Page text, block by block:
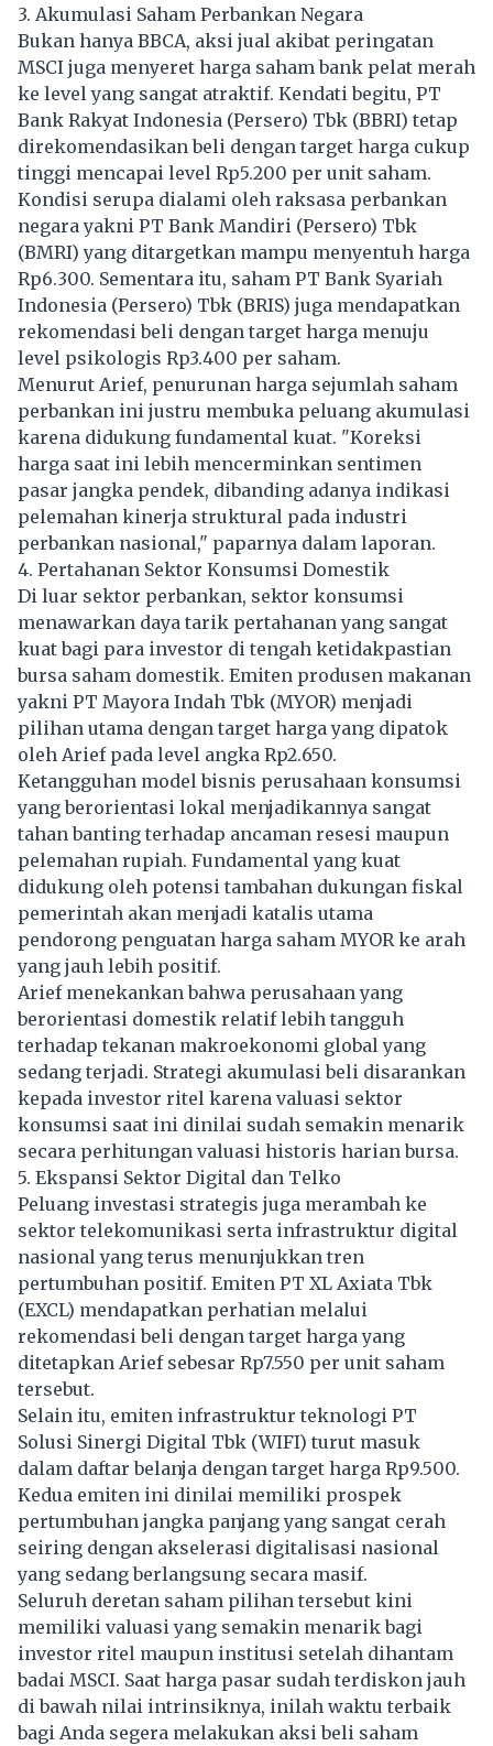
3. Akumulasi Saham Perbankan Negara
Bukan hanya BBCA, aksi jual akibat peringatan
MSCI juga menyeret harga saham bank pelat merah
ke level yang sangat atraktif. Kendati begitu, PT
Bank Rakyat Indonesia (Persero) Tbk (BBRI) tetap
direkomendasikan beli dengan target harga cukup
tinggi mencapai level Rp5.200 per unit saham.
Kondisi serupa dialami oleh raksasa perbankan
negara yakni PT Bank Mandiri (Persero) Tbk
(BMRI) yang ditargetkan mampu menyentuh harga
Rp6.300. Sementara itu, saham PT Bank Syariah
Indonesia (Persero) Tbk (BRIS) juga mendapatkan
rekomendasi beli dengan target harga menuju
level psikologis Rp3.400 per saham.
Menurut Arief, penurunan harga sejumlah saham
perbankan ini justru membuka peluang akumulasi
karena didukung fundamental kuat. "Koreksi
harga saat ini lebih mencerminkan sentimen
pasar jangka pendek, dibanding adanya indikasi
pelemahan kinerja struktural pada industri
perbankan nasional," paparnya dalam laporan.
4. Pertahanan Sektor Konsumsi Domestik
Di luar sektor perbankan, sektor konsumsi
menawarkan daya tarik pertahanan yang sangat
kuat bagi para investor di tengah ketidakpastian
bursa saham domestik. Emiten produsen makanan
yakni PT Mayora Indah Tbk (MYOR) menjadi
pilihan utama dengan target harga yang dipatok
oleh Arief pada level angka Rp2.650.
Ketangguhan model bisnis perusahaan konsumsi
yang berorientasi lokal menjadikannya sangat
tahan banting terhadap ancaman resesi maupun
pelemahan rupiah. Fundamental yang kuat
didukung oleh potensi tambahan dukungan fiskal
pemerintah akan menjadi katalis utama
pendorong penguatan harga saham MYOR ke arah
yang jauh lebih positif.
Arief menekankan bahwa perusahaan yang
berorientasi domestik relatif lebih tangguh
terhadap tekanan makroekonomi global yang
sedang terjadi. Strategi akumulasi beli disarankan
kepada investor ritel karena valuasi sektor
konsumsi saat ini dinilai sudah semakin menarik
secara perhitungan valuasi historis harian bursa.
5. Ekspansi Sektor Digital dan Telko
Peluang investasi strategis juga merambah ke
sektor telekomunikasi serta infrastruktur digital
nasional yang terus menunjukkan tren
pertumbuhan positif. Emiten PT XL Axiata Tbk
(EXCL) mendapatkan perhatian melalui
rekomendasi beli dengan target harga yang
ditetapkan Arief sebesar Rp7.550 per unit saham
tersebut.
Selain itu, emiten infrastruktur teknologi PT
Solusi Sinergi Digital Tbk (WIFI) turut masuk
dalam daftar belanja dengan target harga Rp9.500.
Kedua emiten ini dinilai memiliki prospek
pertumbuhan jangka panjang yang sangat cerah
seiring dengan akselerasi digitalisasi nasional
yang sedang berlangsung secara masif.
Seluruh deretan saham pilihan tersebut kini
memiliki valuasi yang semakin menarik bagi
investor ritel maupun institusi setelah dihantam
badai MSCI. Saat harga pasar sudah terdiskon jauh
di bawah nilai intrinsiknya, inilah waktu terbaik
bagi Anda segera melakukan aksi beli saham